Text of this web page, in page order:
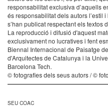
responsabilitat exclusiva d’aquells
és responsabilitat dels autors l’estil
s’han publicat respectant els textos
La reproducció i difusió d'aquest
exclusivament no lucratives i fent
Biennal Internacional de Paisatge
d'Arquitectes de Catalunya i la
Barcelona Tech.
© fotografies dels seus autors / ©
SEU COAC